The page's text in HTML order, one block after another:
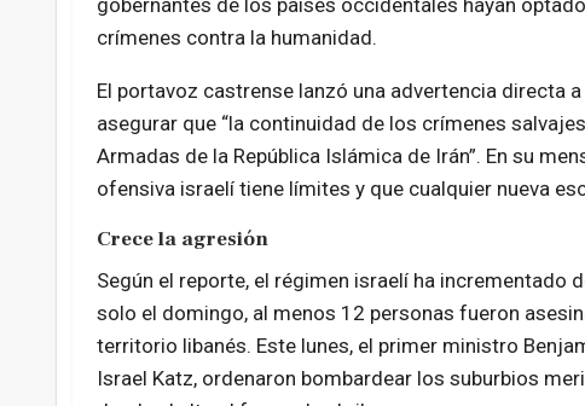
gobernantes de los países occidentales hayan
crímenes contra la humanidad.
El portavoz castrense lanzó una advertencia directa
asegurar que “la continuidad de los crímenes
Armadas de la República Islámica de Irán”. En su
ofensiva israelí tiene límites y que cualquier nueva
Crece la agresión
Según el reporte, el régimen israelí ha
solo el domingo, al menos 12 personas fueron
territorio libanés. Este lunes, el primer ministro
Israel Katz, ordenaron bombardear los suburbios